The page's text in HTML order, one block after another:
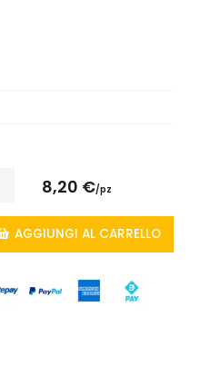
8,20 €/pz
AGGIUNGI AL CARRELLO